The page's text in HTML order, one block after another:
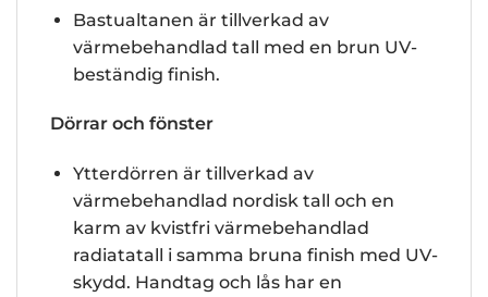
Bastualtanen är tillverkad av
värmebehandlad tall med en brun UV-
beständig finish.
Dörrar och fönster
Ytterdörren är tillverkad av
värmebehandlad nordisk tall och en
karm av kvistfri värmebehandlad
radiatatall i samma bruna finish med UV-
skydd. Handtag och lås har en